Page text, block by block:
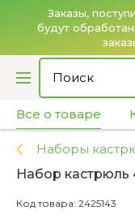
Заказы,
будут
Все о товаре
Наборы
Набор кастрюль
Код товара: 2425143